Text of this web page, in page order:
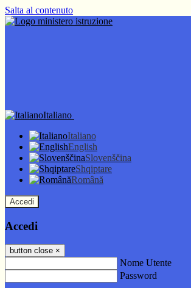
Salta al contenuto
Italiano
Italiano
English
Slovenščina
Shqiptare
Română
Accedi
Accedi
button close ×
Nome Utente
Password